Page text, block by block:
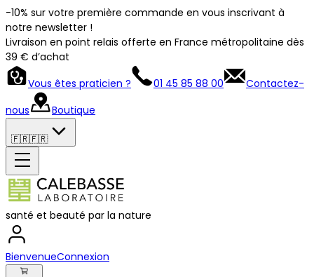
-10% sur votre première commande en vous inscrivant à
notre newsletter !
Livraison en point relais offerte en France métropolitaine dès
39 € d’achat
Vous êtes praticien ?
01 45 85 88 00
Contactez-
nous
Boutique
🇫🇷🇫🇷
santé et beauté par la nature
BienvenueConnexion